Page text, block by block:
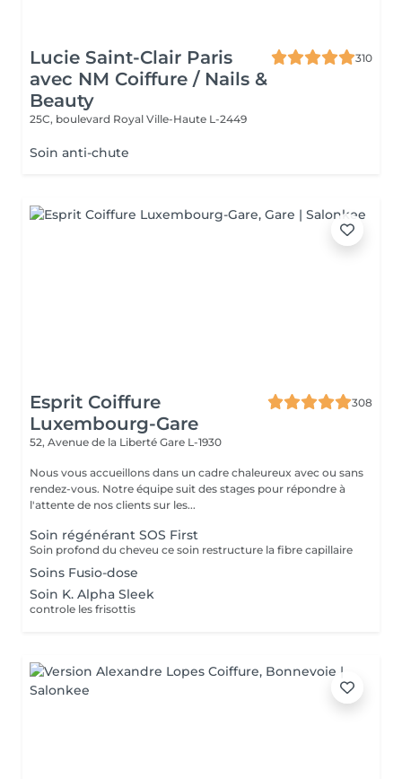
Lucie Saint-Clair Paris
avec NM Coiffure / Nails &
Beauty
310
25C, boulevard Royal Ville-Haute L-2449
Soin anti-chute
Esprit Coiffure
Luxembourg-Gare
308
52, Avenue de la Liberté Gare L-1930
Nous vous accueillons dans un cadre chaleureux avec ou sans
rendez-vous. Notre équipe suit des stages pour répondre à
l'attente de nos clients sur les...
Soin régénérant SOS First
Soin profond du cheveu ce soin restructure la fibre capillaire
Soins Fusio-dose
Soin K. Alpha Sleek
controle les frisottis